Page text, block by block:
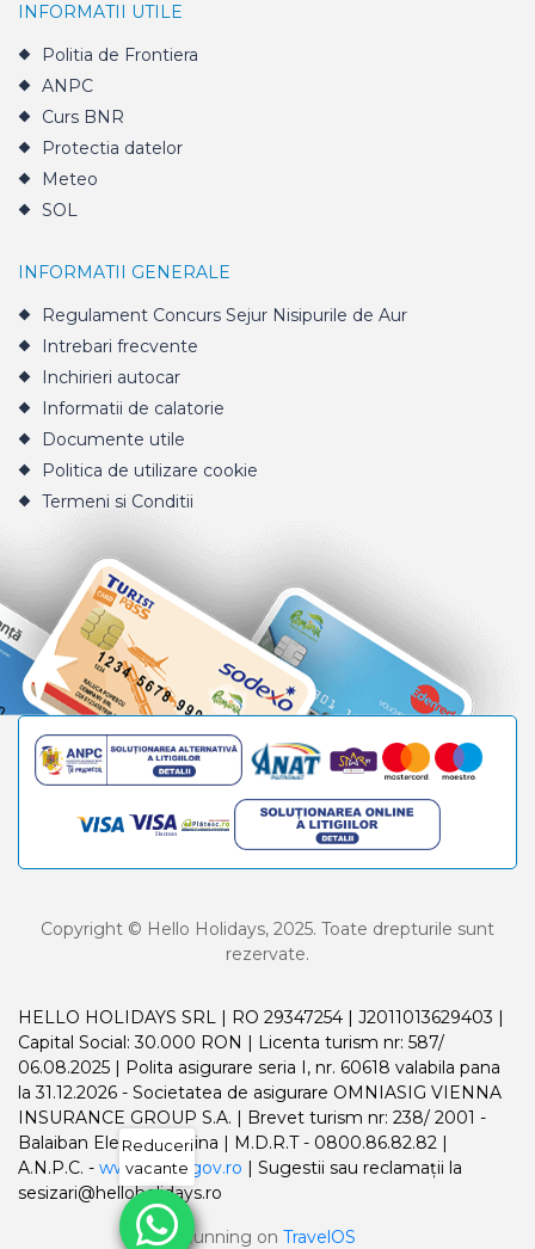
INFORMATII UTILE
Politia de Frontiera
ANPC
Curs BNR
Protectia datelor
Meteo
SOL
INFORMATII GENERALE
Regulament Concurs Sejur Nisipurile de Aur
Intrebari frecvente
Inchirieri autocar
Informatii de calatorie
Documente utile
Politica de utilizare cookie
Termeni si Conditii
Copyright © Hello Holidays, 2025. Toate drepturile sunt
rezervate.
HELLO HOLIDAYS SRL | RO 29347254 | J2011013629403 |
Capital Social: 30.000 RON | Licenta turism nr: 587/
06.08.2025 | Polita asigurare seria I, nr. 60618 valabila pana
la 31.12.2026 - Societatea de asigurare OMNIASIG VIENNA
INSURANCE GROUP S.A. | Brevet turism nr: 238/ 2001 -
Balaiban Elena Madalina | M.D.R.T - 0800.86.82.82 |
A.N.P.C. - www.anpc.gov.ro | Sugestii sau reclamații la
sesizari@helloholidays.ro
Running on TravelOS
Reduceri
vacante